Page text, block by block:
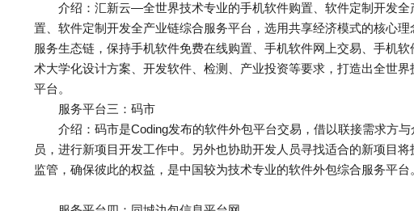
介绍：汇新云—全世界技术专业的手机软件购置、软件定制开发全
置、软件定制开发全产业链综合服务平台，选用共享经济模式的核心
服务生态链，保持手机软件免费在线购置、手机软件网上交易、手机
术大学化设计方案、开发软件、检测、产业投资等要求，打造出全世
平台。
服务平台三：码市
介绍：码市是Coding发布的软件外包平台交易，借以联接需求方与
员，进行新项目开发工作中。另外也协助开发人员寻找适合的新项目
监管，确保彼此的权益，是中国较为技术专业的软件外包综合服务平台